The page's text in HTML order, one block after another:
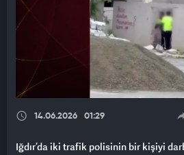
14.06.2026 01:29
Iğdır’da iki trafik polisinin bir kişiyi